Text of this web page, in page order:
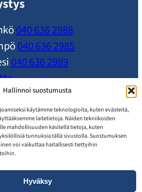
Hallinnoi suostumusta
käytämme teknologioita, kuten evästeitä,
laitetietoja. Näiden tekniikoiden
mahdollisuuden käsitellä tietoja, kuten
tunnuksia tällä sivustolla. Suostumuksen
voi vaikuttaa haitallisesti tiettyihin
Hyväksy
040 636 2988
040 636 2985
040 636 2989
Kysymykset
Tietosuojaseloste